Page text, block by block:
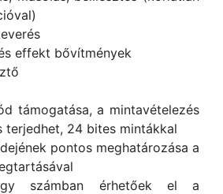
effekt bővítmények
támogatása, a mintavételezés
terjedhet, 24 bites mintákkal
pontos meghatározása a
számban érhetőek el a